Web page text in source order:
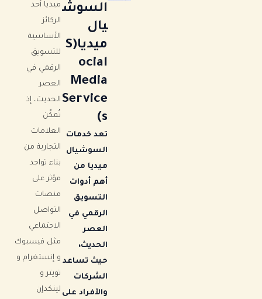
السوش
يال
ميديا(S
ocial
Media
Service
تعد خدمات
السوشيال
ميديا من
أهم أدوات
التسويق
الرقمي في
العصر
الحديث،
حيث تساعد
الشركات
والأفراد على
ميديا أحد
الركائز
الأساسية
للتسويق
الرقمي في
العصر
الحديث، إذ
تُمكّن
العلامات
التجارية من
بناء تواجد
مؤثر على
منصات
التواصل
الاجتماعي
مثل فيسبوك
و إنستغرام و
تويتر و
لينكدإن